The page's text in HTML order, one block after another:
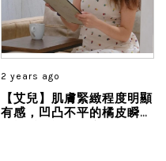
2 years ago
【艾兒】肌膚緊緻程度明顯
有感，凹凸不平的橘皮瞬間